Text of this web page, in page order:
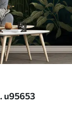
u95653